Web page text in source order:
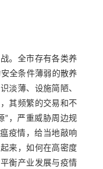
。全市存有各类养
全条件薄弱的散养
淡薄、设施简陋、
其频繁的交易和不
”，严重威胁周边规
疫情，给当地敲响
来，如何在高密度
衡产业发展与疫情